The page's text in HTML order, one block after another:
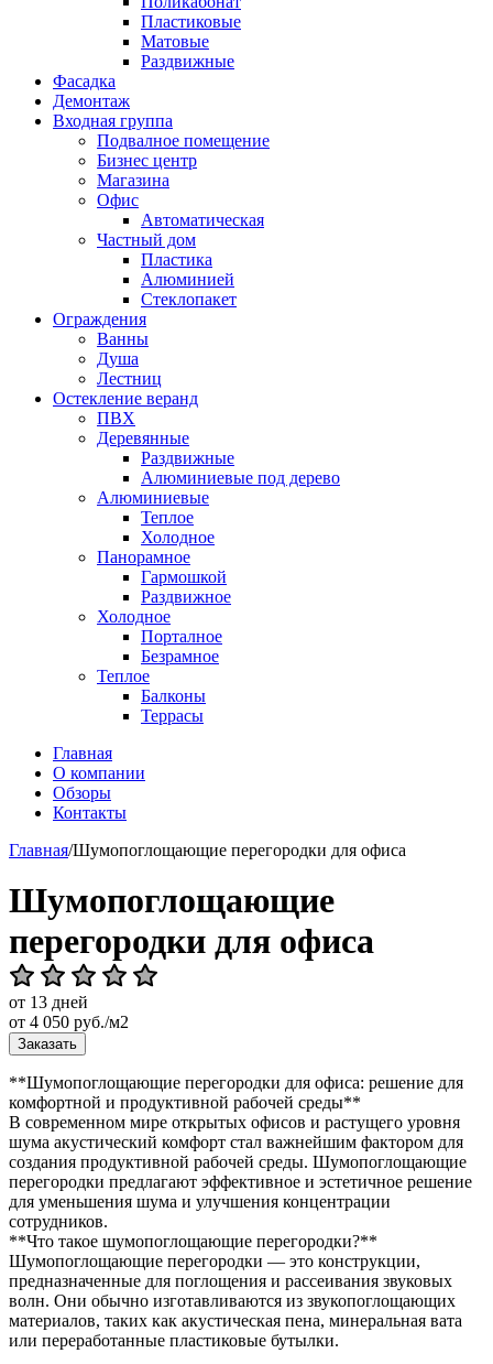
Пластиковые
Матовые
Раздвижные
Фасадка
Демонтаж
Входная группа
Подвалное помещение
Бизнес центр
Магазина
Офис
Автоматическая
Частный дом
Пластика
Алюминией
Стеклопакет
Ограждения
Ванны
Душа
Лестниц
Остекление веранд
ПВХ
Деревянные
Раздвижные
Алюминиевые под дерево
Алюминиевые
Теплое
Холодное
Панорамное
Гармошкой
Раздвижное
Холодное
Порталное
Безрамное
Теплое
Балконы
Террасы
Главная
О компании
Обзоры
Контакты
Главная/Шумопоглощающие перегородки для офиса
Шумопоглощающие
перегородки для офиса
от 13 дней
от 4 050 руб./м2
Заказать
**Шумопоглощающие перегородки для офиса: решение для
комфортной и продуктивной рабочей среды**
В современном мире открытых офисов и растущего уровня
шума акустический комфорт стал важнейшим фактором для
создания продуктивной рабочей среды. Шумопоглощающие
перегородки предлагают эффективное и эстетичное решение
для уменьшения шума и улучшения концентрации
сотрудников.
**Что такое шумопоглощающие перегородки?**
Шумопоглощающие перегородки — это конструкции,
предназначенные для поглощения и рассеивания звуковых
волн. Они обычно изготавливаются из звукопоглощающих
материалов, таких как акустическая пена, минеральная вата
или переработанные пластиковые бутылки.